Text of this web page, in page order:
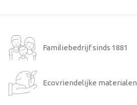
Familiebedrijf sinds 1881
Ecovriendelijke materialen